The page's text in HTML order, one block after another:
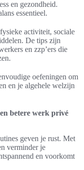
en gezondheid.
essentieel.
activiteit, sociale
De tips zijn
en zzp’ers die
oefeningen om
en je algehele welzijn
betere werk privé
geven je rust. Met
verminder je
en voorkomt